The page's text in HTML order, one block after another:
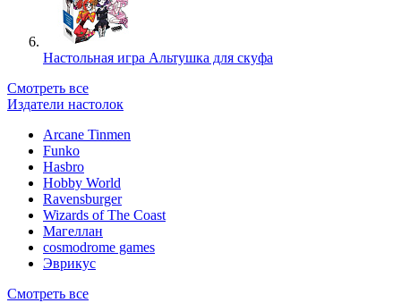
Настольная игра Альтушка для скуфа
Смотреть все
Издатели настолок
Arcane Tinmen
Funko
Hasbro
Hobby World
Ravensburger
Wizards of The Coast
Магеллан
сosmodrome games
Эврикус
Смотреть все